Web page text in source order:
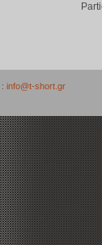
: info@t-short.gr